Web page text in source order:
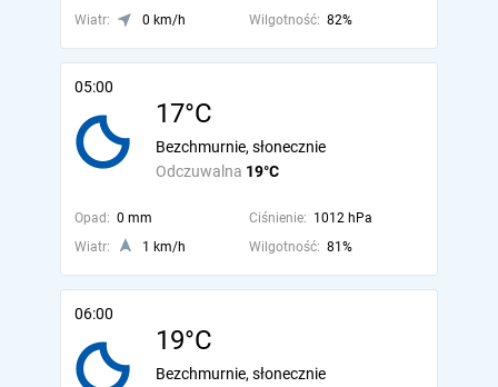
Wiatr:
0 km/h Wilgotność: 82%
05:00
17°C
Odczuwalna 19°C
Bezchmurnie, słonecznie
Opad: 0 mm Ciśnienie: 1012 hPa
Wiatr:
1 km/h Wilgotność: 81%
06:00
19°C
Bezchmurnie, słonecznie